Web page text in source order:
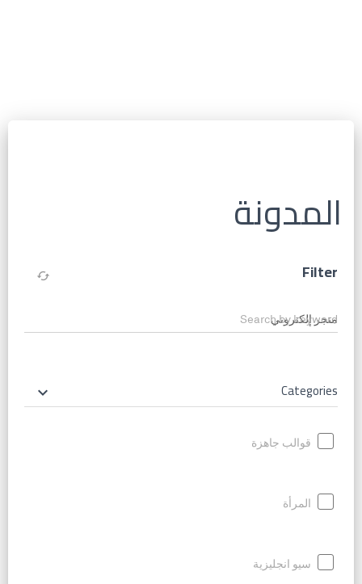
المدونة
Filter
cached
Search by keyword
Categories
keyboard_arrow_down
قوالب جاهزة
المرأة
سيو انجليزية